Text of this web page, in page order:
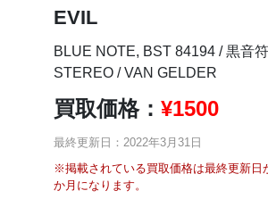
EVIL
BLUE NOTE, BST 84194 / 黒音
STEREO / VAN GELDER
買取価格： ¥1500
最終更新日：2022年3月31日
※掲載されている買取価格は最終更新日
か月になります。